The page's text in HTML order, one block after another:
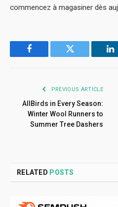
commencez à magasiner dès
Facebook Twitter
PREVIOUS ARTICLE
AllBirds in Every Season:
Winter Wool Runners to
Summer Tree Dashers
RELATED POSTS